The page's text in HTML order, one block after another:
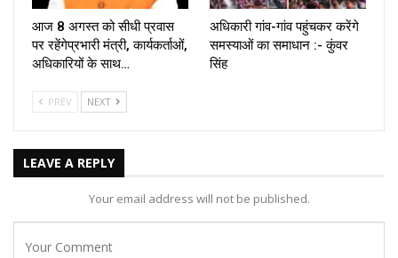
आज 8 अगस्त को सीधी प्रवास
पर रहेंगेप्रभारी मंत्री, कार्यकर्ताओं,
अधिकारियों के साथ…
अधिकारी गांव-गांव पहुंचकर करेंगे
समस्याओं का समाधान :- कुंवर
सिंह
PREV NEXT
LEAVE A REPLY
Your email address will not be published.